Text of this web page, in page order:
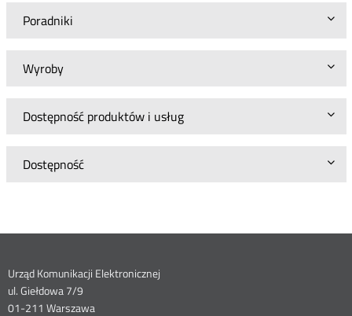
Poradniki
Wyroby
Dostępność produktów i usług
Dostępność
Dane
Urząd Komunikacji Elektronicznej
ul. Giełdowa 7/9
01-211 Warszawa